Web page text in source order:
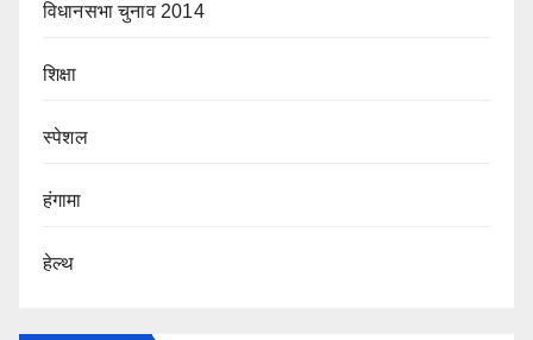
विधानसभा चुनाव 2014
शिक्षा
स्पेशल
हंगामा
हेल्थ